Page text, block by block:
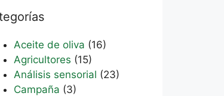
Aceite de oliva (16)
Agricultores (15)
Análisis sensorial (23)
Campaña (3)